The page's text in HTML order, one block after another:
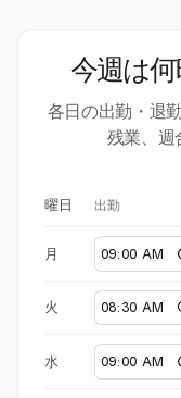
今週は
各日の出勤・退
残業、週
曜日 出勤
月
火
水